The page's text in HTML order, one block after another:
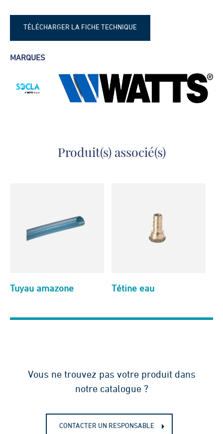
TÉLÉCHARGER LA FICHE TECHNIQUE
MARQUES
Produit(s) associé(s)
Tuyau amazone Tétine eau
Vous ne trouvez pas votre produit dans
notre catalogue ?
CONTACTER UN RESPONSABLE